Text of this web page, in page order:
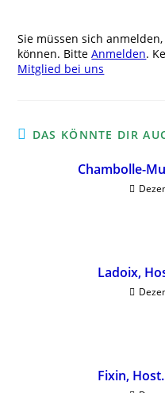
Sie müssen sich
können. BitteAnmelden.
Mitglied bei uns
DAS KÖNNTE DIR
Chambolle-
Ladoix,
Fixin,